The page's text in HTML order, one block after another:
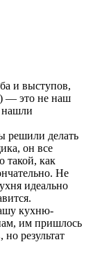
и выступов,
— это не наш
нашли
решили делать
он все
такой, как
Не
идеально
кухню-
им пришлось
результат